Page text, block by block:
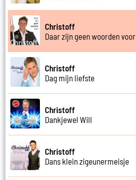
Christoff
Daar zijn geen woorden voor
Christoff
Dag mijn liefste
Christoff
Dankjewel Will
Christoff
Dans klein zigeunermeisje